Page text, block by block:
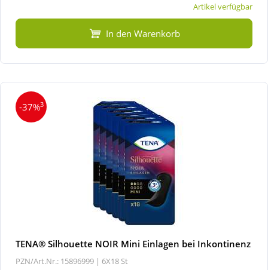
Artikel verfügbar
In den Warenkorb
-37%3
TENA® Silhouette NOIR Mini Einlagen bei Inkontinenz
PZN/Art.Nr.: 15896999 | 6X18 St